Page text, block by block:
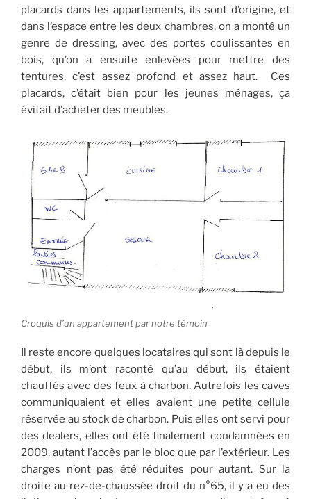
placards dans les appartements, ils sont d’origine, et
dans l’espace entre les deux chambres, on a monté un
genre de dressing, avec des portes coulissantes en
bois, qu’on a ensuite enlevées pour mettre des
tentures, c’est assez profond et assez haut. Ces
placards, c’était bien pour les jeunes ménages, ça
évitait d’acheter des meubles.
Croquis d’un appartement par notre témoin
Il reste encore quelques locataires qui sont là depuis le
début, ils m’ont raconté qu’au début, ils étaient
chauffés avec des feux à charbon. Autrefois les caves
communiquaient et elles avaient une petite cellule
réservée au stock de charbon. Puis elles ont servi pour
des dealers, elles ont été finalement condamnées en
2009, autant l’accès par le bloc que par l’extérieur. Les
charges n’ont pas été réduites pour autant. Sur la
droite au rez-de-chaussée droit du n°65, il y a eu des